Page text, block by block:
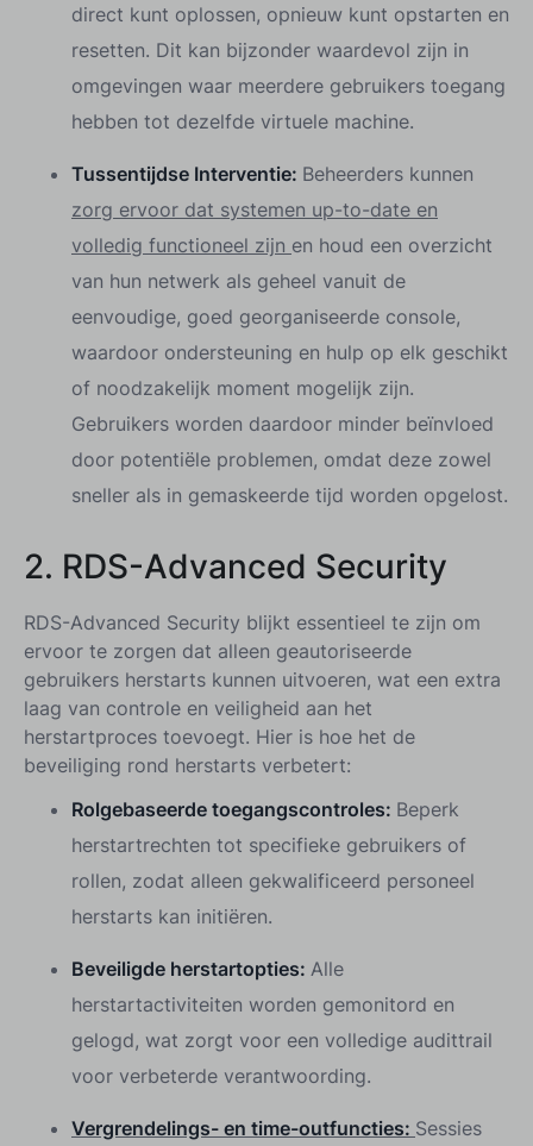
direct kunt oplossen, opnieuw kunt opstarten en
resetten. Dit kan bijzonder waardevol zijn in
omgevingen waar meerdere gebruikers toegang
hebben tot dezelfde virtuele machine.
Tussentijdse Interventie: Beheerders kunnen
zorg ervoor dat systemen up-to-date en
volledig functioneel zijn en houd een overzicht
van hun netwerk als geheel vanuit de
eenvoudige, goed georganiseerde console,
waardoor ondersteuning en hulp op elk geschikt
of noodzakelijk moment mogelijk zijn.
Gebruikers worden daardoor minder beïnvloed
door potentiële problemen, omdat deze zowel
sneller als in gemaskeerde tijd worden opgelost.
2. RDS-Advanced Security
RDS-Advanced Security blijkt essentieel te zijn om
ervoor te zorgen dat alleen geautoriseerde
gebruikers herstarts kunnen uitvoeren, wat een extra
laag van controle en veiligheid aan het
herstartproces toevoegt. Hier is hoe het de
beveiliging rond herstarts verbetert:
Rolgebaseerde toegangscontroles: Beperk
herstartrechten tot specifieke gebruikers of
rollen, zodat alleen gekwalificeerd personeel
herstarts kan initiëren.
Beveiligde herstartopties: Alle
herstartactiviteiten worden gemonitord en
gelogd, wat zorgt voor een volledige audittrail
voor verbeterde verantwoording.
Vergrendelings- en time-outfuncties: Sessies